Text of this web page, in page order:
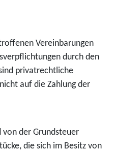
Vereinbarungen
durch den
privatrechtliche
auf die Zahlung der
von der Grundsteuer
die sich im Besitz von